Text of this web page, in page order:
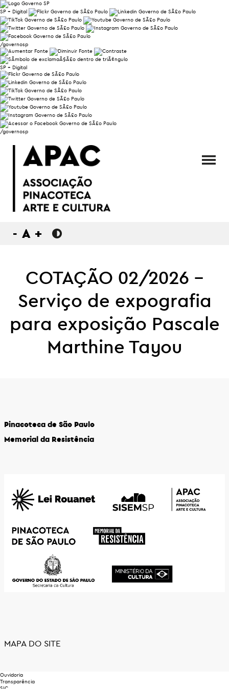
SP + Digital
/governosp
SP + Digital
/governosp
- A +
COTAÇÃO 02/2026 –
Serviço de expografia
para exposição Pascale
Marthine Tayou
Pinacoteca de São Paulo
Memorial da Resistência
MAPA DO SITE
Ouvidoria
Transparência